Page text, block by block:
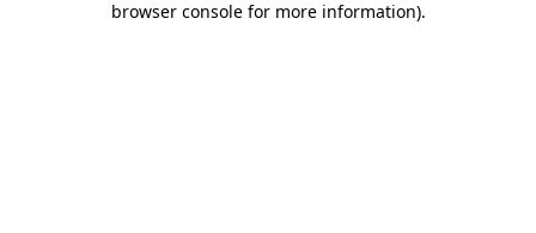
browser console for more information).